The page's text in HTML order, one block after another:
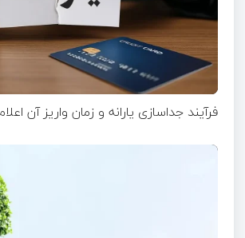
فرآیند جداسازی یارانه و زمان واریز آن